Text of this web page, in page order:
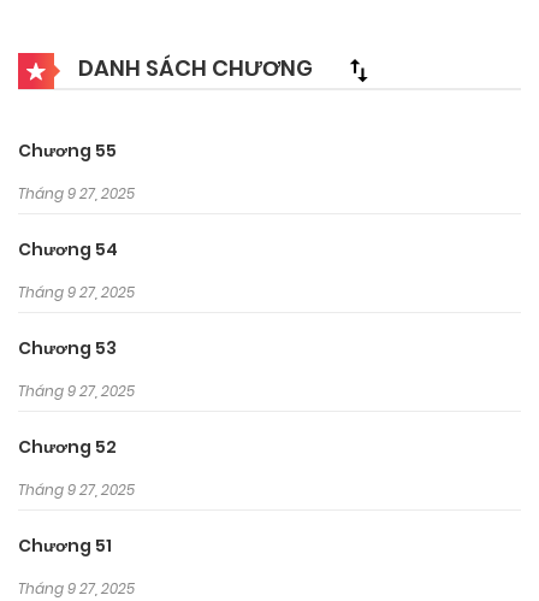
DANH SÁCH CHƯƠNG
Chương 55
Tháng 9 27, 2025
Chương 54
Tháng 9 27, 2025
Chương 53
Tháng 9 27, 2025
Chương 52
Tháng 9 27, 2025
Chương 51
Tháng 9 27, 2025